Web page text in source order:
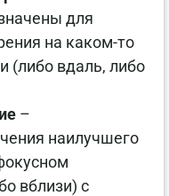
для
на каком-то
(либо вдаль, либо
–
наилучшего
вблизи) с